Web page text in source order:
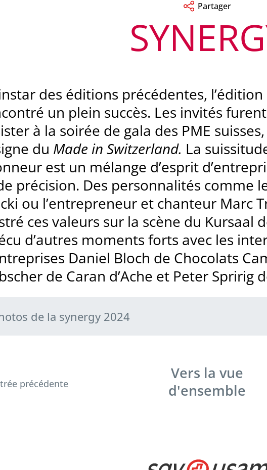
Partager
des éditions précédentes,
un plein succès. Les invités
à la soirée de gala des PME
du Made in Switzerland. La
est un mélange d’es­prit
précision. Des personnalités comme
ou l’entrepreneur et chanteur Marc
ces valeurs sur la scène du Kursaal
d’autres moments forts avec les
Daniel Bloch de Chocolats
de Caran d’Ache et Peter Spririg
de la synergy 2024
précédente
Vers la vue
d'ensemble